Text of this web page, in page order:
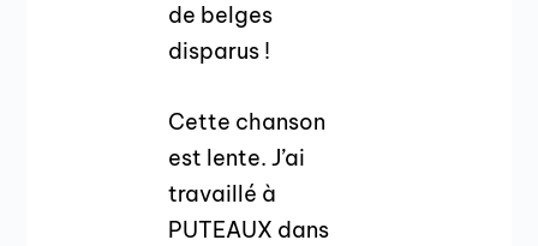
de belges
disparus !
Cette chanson
est lente. J’ai
travaillé à
PUTEAUX dans